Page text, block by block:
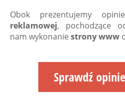
Obok prezentujemy
reklamowej, pochodzące
nam wykonanie strony www
Sprawdź